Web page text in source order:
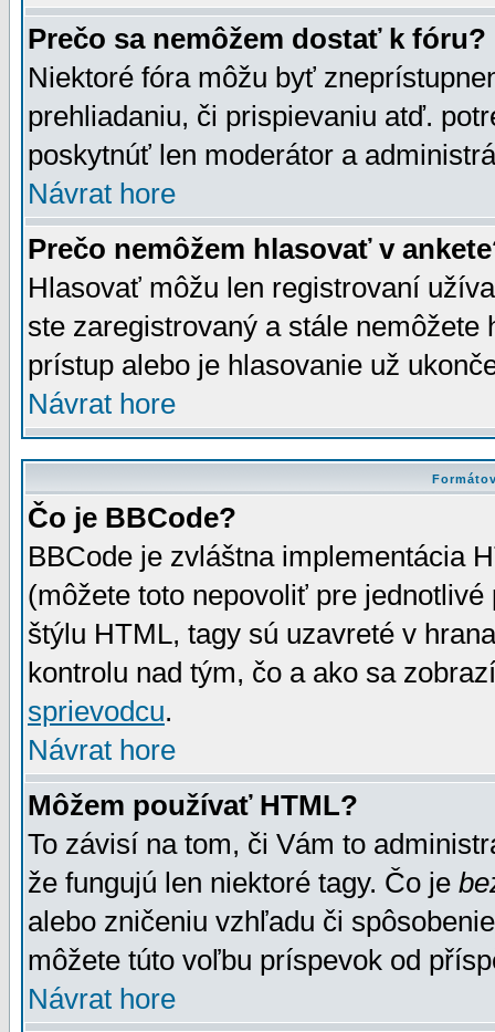
Prečo sa nemôžem dostať k fóru?
Niektoré fóra môžu byť
prehliadaniu, či prispievaniu atď.
poskytnúť len moderátor a
Návrat hore
Prečo nemôžem hlasovať v
Hlasovať môžu len registrovaní
ste zaregistrovaný a stále
prístup alebo je hlasovanie už
Návrat hore
Čo je BBCode?
BBCode je zvláštna implementácia
(môžete toto nepovoliť pre
štýlu HTML, tagy sú uzavreté v
kontrolu nad tým, čo a ako sa
sprievodcu.
Návrat hore
Môžem používať HTML?
To závisí na tom, či Vám to
že fungujú len niektoré tagy. Čo je
alebo zničeniu vzhľadu či
môžete túto voľbu príspevok od
Návrat hore